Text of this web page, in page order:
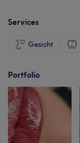
Services
Gesicht
Portfolio